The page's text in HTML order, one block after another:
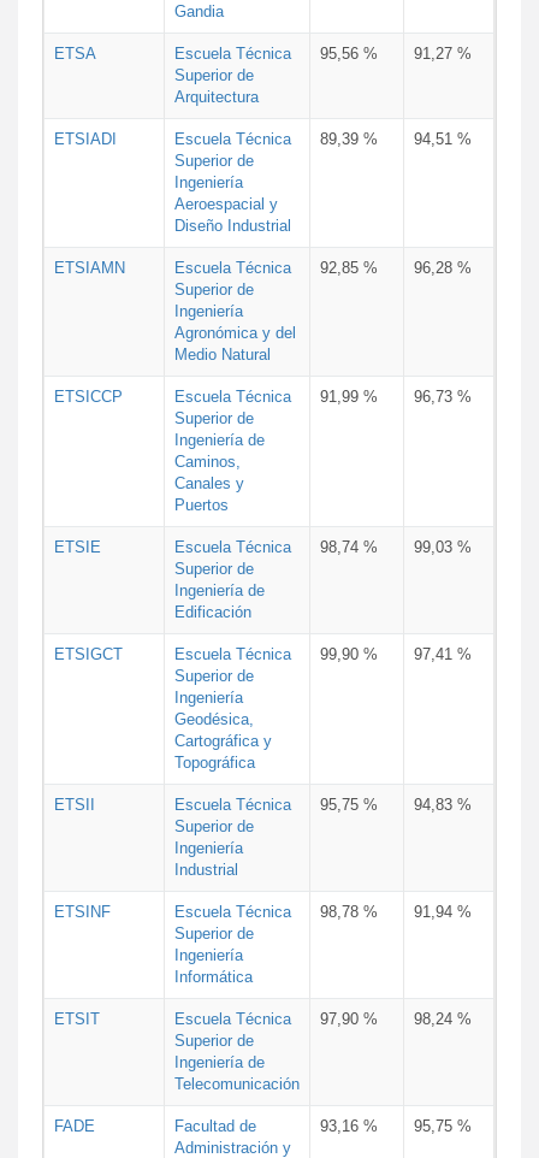
Gandia
ETSA
Escuela Técnica
Superior de
Arquitectura
95,56 % 91,27 %
ETSIADI
Escuela Técnica
Superior de
Ingeniería
Aeroespacial y
Diseño Industrial
89,39 % 94,51 %
ETSIAMN
Escuela Técnica
Superior de
Ingeniería
Agronómica y del
Medio Natural
92,85 % 96,28 %
ETSICCP
Escuela Técnica
Superior de
Ingeniería de
Caminos,
Canales y
Puertos
91,99 % 96,73 %
ETSIE
Escuela Técnica
Superior de
Ingeniería de
Edificación
98,74 % 99,03 %
ETSIGCT
Escuela Técnica
Superior de
Ingeniería
Geodésica,
Cartográfica y
Topográfica
99,90 % 97,41 %
ETSII
Escuela Técnica
Superior de
Ingeniería
Industrial
95,75 % 94,83 %
ETSINF
Escuela Técnica
Superior de
Ingeniería
Informática
98,78 % 91,94 %
ETSIT
Escuela Técnica
Superior de
Ingeniería de
Telecomunicación
97,90 % 98,24 %
FADE
Facultad de
Administración y
93,16 % 95,75 %